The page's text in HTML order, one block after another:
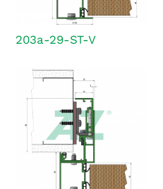
203a-29-ST-V